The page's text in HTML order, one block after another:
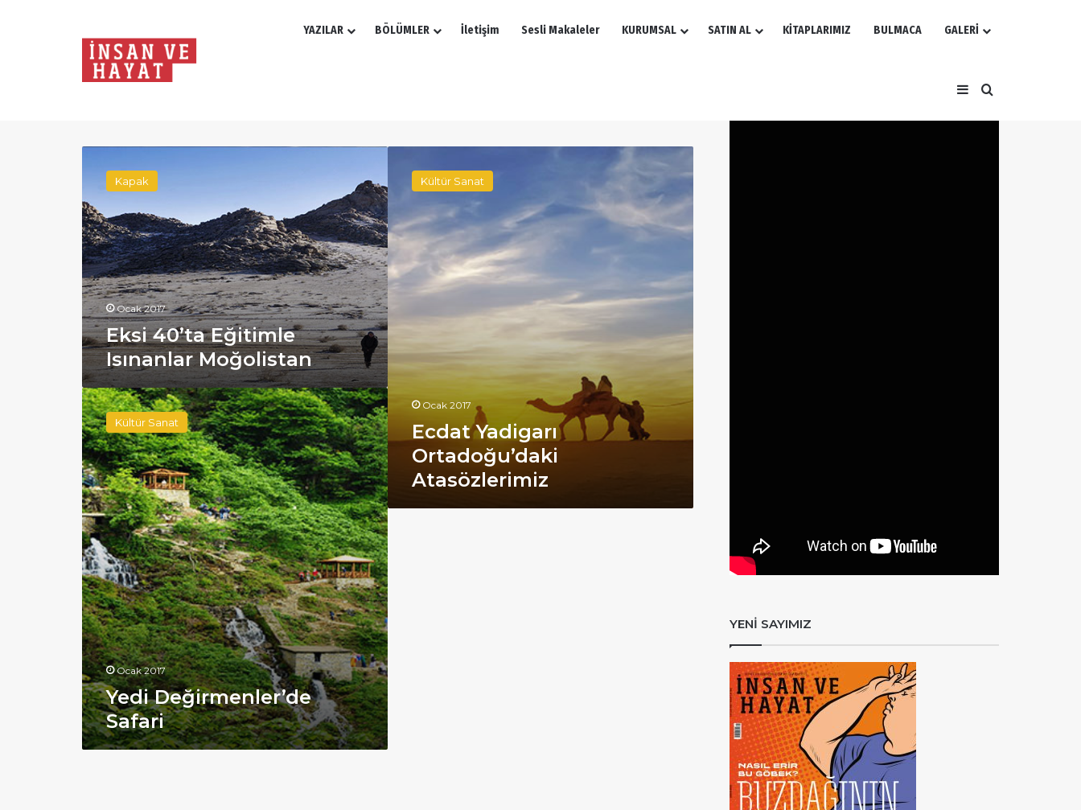
YAZILAR BÖLÜMLER İletişim Sesli Makaleler KURUMSAL SATIN AL KİTAPLARIMIZ BULMACA GALERİ
Kenar Bölmesi
Arama yap ...
40’ta
Eğitimle
Isınanlar
Moğolistan
Kapak
Ocak 2017
Eksi 40’ta Eğitimle
Isınanlar Moğolistan
Yadigarı
Ortadoğu’daki
Atasözlerimiz
Kültür Sanat
Ocak 2017
Ecdat Yadigarı
Ortadoğu’daki
Atasözlerimiz
Yedi
Değirmenler’de
Safari
Kültür Sanat
Ocak 2017
Yedi Değirmenler’de
Safari
YENİ SAYIMIZ